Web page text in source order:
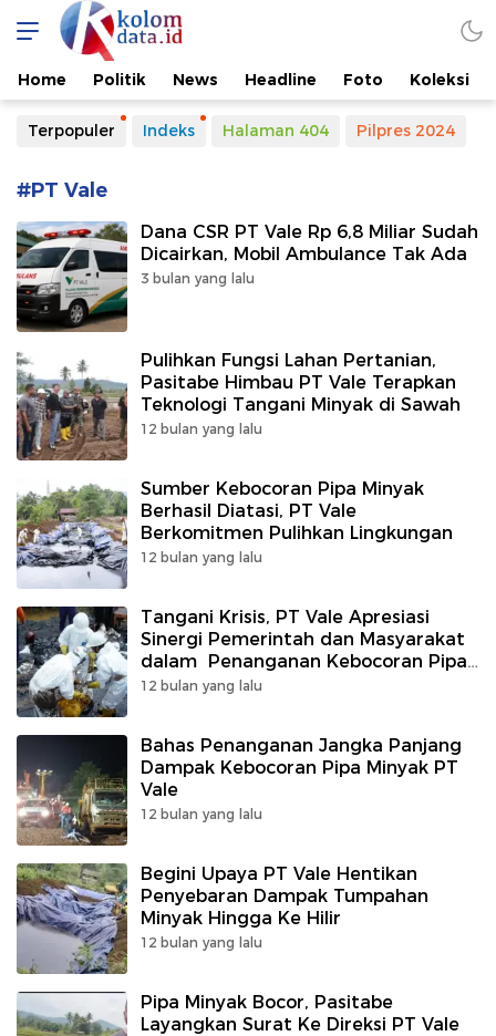
Kolomdata.id
Home Politik News Headline Foto Koleksi
Terpopuler Indeks Halaman 404 Pilpres 2024
#PT Vale
Dana CSR PT Vale Rp 6,8 Miliar Sudah
Dicairkan, Mobil Ambulance Tak Ada
3 bulan yang lalu
Pulihkan Fungsi Lahan Pertanian,
Pasitabe Himbau PT Vale Terapkan
Teknologi Tangani Minyak di Sawah
12 bulan yang lalu
Sumber Kebocoran Pipa Minyak
Berhasil Diatasi, PT Vale
Berkomitmen Pulihkan Lingkungan
12 bulan yang lalu
Tangani Krisis, PT Vale Apresiasi
Sinergi Pemerintah dan Masyarakat
dalam Penanganan Kebocoran Pipa
di Towuti
12 bulan yang lalu
Bahas Penanganan Jangka Panjang
Dampak Kebocoran Pipa Minyak PT
Vale
12 bulan yang lalu
Begini Upaya PT Vale Hentikan
Penyebaran Dampak Tumpahan
Minyak Hingga Ke Hilir
12 bulan yang lalu
Pipa Minyak Bocor, Pasitabe
Layangkan Surat Ke Direksi PT Vale